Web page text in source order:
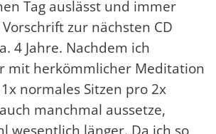
Tag auslässt und immer
zur nächsten CD
4 Jahre. Nachdem ich
mit herkömmlicher Meditation
normales Sitzen pro 2x
manchmal aussetze,